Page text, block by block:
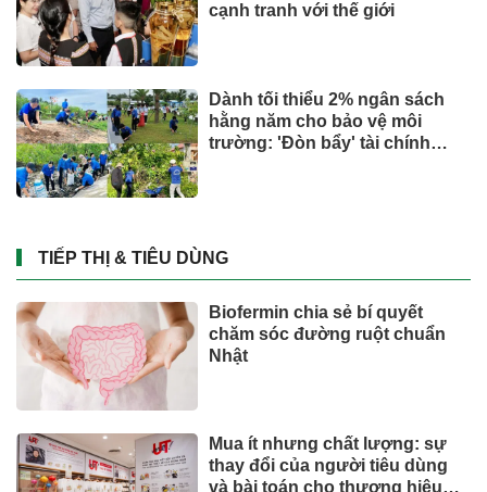
cạnh tranh với thế giới
Dành tối thiểu 2% ngân sách
hằng năm cho bảo vệ môi
trường: 'Đòn bẩy' tài chính
TIẾP THỊ & TIÊU DÙNG
Biofermin chia sẻ bí quyết
chăm sóc đường ruột chuẩn
Nhật
Mua ít nhưng chất lượng: sự
thay đổi của người tiêu dùng
và bài toán cho thương hiệu